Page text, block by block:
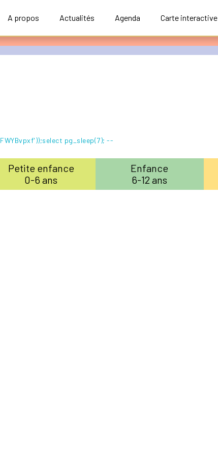
A propos Actualités Agenda Carte interactive
FWYBvpxf'));select pg_sleep(7); --
Petite enfance
0-6 ans
Enfance
6-12 ans